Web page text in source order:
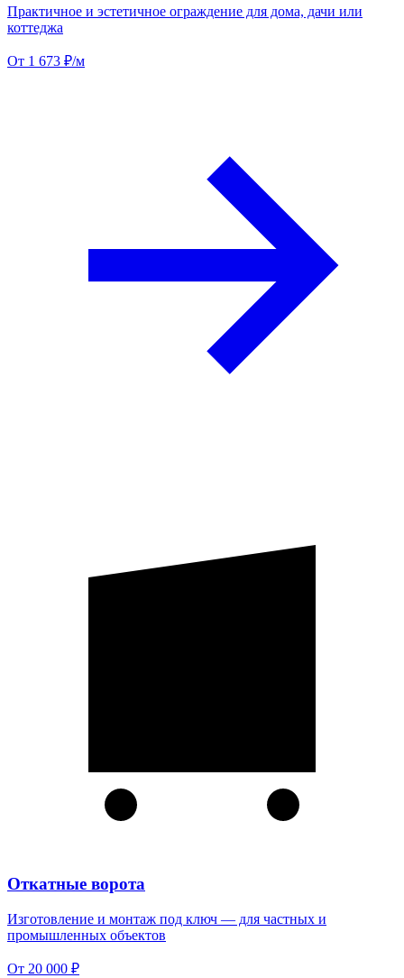
Практичное и эстетичное ограждение для дома, дачи или
коттеджа
От 1 673 ₽/м
Откатные ворота
Изготовление и монтаж под ключ — для частных и
промышленных объектов
От 20 000 ₽